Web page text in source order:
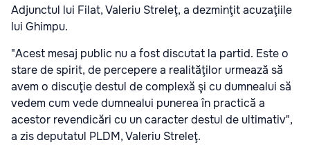
Adjunctul lui Filat, Valeriu Streleţ, a dezminţit acuzaţiile
lui Ghimpu.
"Acest mesaj public nu a fost discutat la partid. Este o
stare de spirit, de percepere a realităţilor urmează să
avem o discuţie destul de complexă şi cu dumnealui să
vedem cum vede dumnealui punerea în practică a
acestor revendicări cu un caracter destul de ultimativ",
a zis deputatul PLDM, Valeriu Streleţ.